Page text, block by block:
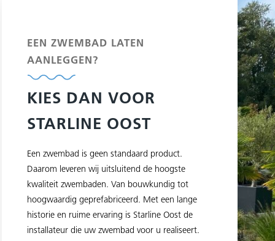
EEN ZWEMBAD LATEN
AANLEGGEN?
KIES DAN VOOR
STARLINE OOST
Een zwembad is geen standaard product.
Daarom leveren wij uitsluitend de hoogste
kwaliteit zwembaden. Van bouwkundig tot
hoogwaardig geprefabriceerd. Met een lange
historie en ruime ervaring is Starline Oost de
installateur die uw zwembad voor u realiseert.